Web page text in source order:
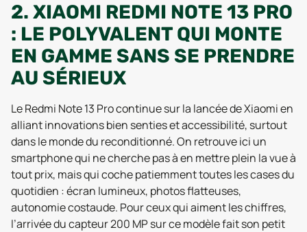
2. XIAOMI REDMI NOTE 13 PRO
: LE POLYVALENT QUI MONTE
EN GAMME SANS SE PRENDRE
AU SÉRIEUX
Le Redmi Note 13 Pro continue sur la lancée de Xiaomi en
alliant innovations bien senties et accessibilité, surtout
dans le monde du reconditionné. On retrouve ici un
smartphone qui ne cherche pas à en mettre plein la vue à
tout prix, mais qui coche patiemment toutes les cases du
quotidien : écran lumineux, photos flatteuses,
autonomie costaude. Pour ceux qui aiment les chiffres,
l’arrivée du capteur 200 MP sur ce modèle fait son petit